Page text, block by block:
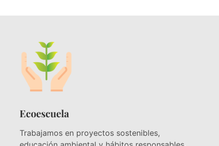
Ecoescuela
Trabajamos en proyectos sostenibles,